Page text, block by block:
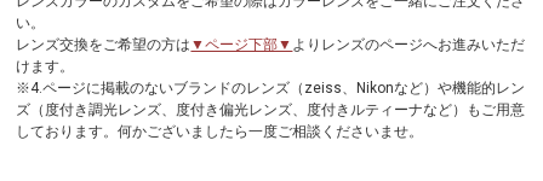
い。
レンズ交換をご希望の方は ▼ページ下部▼ よりレンズのページへお進みいただ
けます。
※4.ページに掲載のないブランドのレンズ（zeiss、Nikonなど）や機能的レン
ズ（度付き調光レンズ、度付き偏光レンズ、度付きルティーナなど）もご用意
しております。何かございましたら一度ご相談くださいませ。